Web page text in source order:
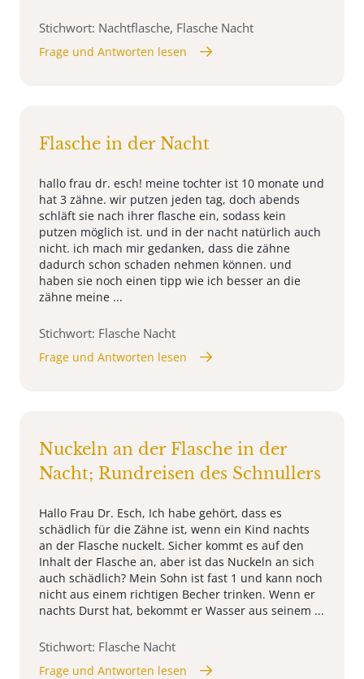
Stichwort: Nachtflasche, Flasche Nacht
Frage und Antworten lesen
Flasche in der Nacht
hallo frau dr. esch! meine tochter ist 10 monate und
hat 3 zähne. wir putzen jeden tag, doch abends
schläft sie nach ihrer flasche ein, sodass kein
putzen möglich ist. und in der nacht natürlich auch
nicht. ich mach mir gedanken, dass die zähne
dadurch schon schaden nehmen können. und
haben sie noch einen tipp wie ich besser an die
zähne meine ...
Stichwort: Flasche Nacht
Frage und Antworten lesen
Nuckeln an der Flasche in der
Nacht; Rundreisen des Schnullers
Hallo Frau Dr. Esch, Ich habe gehört, dass es
schädlich für die Zähne ist, wenn ein Kind nachts
an der Flasche nuckelt. Sicher kommt es auf den
Inhalt der Flasche an, aber ist das Nuckeln an sich
auch schädlich? Mein Sohn ist fast 1 und kann noch
nicht aus einem richtigen Becher trinken. Wenn er
nachts Durst hat, bekommt er Wasser aus seinem ...
Stichwort: Flasche Nacht
Frage und Antworten lesen